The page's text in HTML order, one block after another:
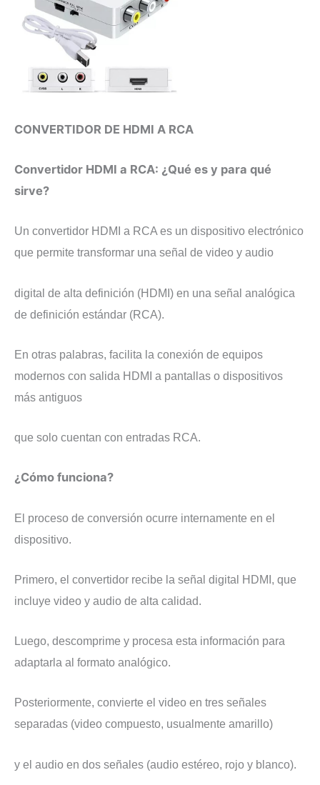
CONVERTIDOR DE HDMI A RCA
Convertidor HDMI a RCA: ¿Qué es y para qué
sirve?
Un convertidor HDMI a RCA es un dispositivo electrónico
que permite transformar una señal de video y audio
digital de alta definición (HDMI) en una señal analógica
de definición estándar (RCA).
En otras palabras, facilita la conexión de equipos
modernos con salida HDMI a pantallas o dispositivos
más antiguos
que solo cuentan con entradas RCA.
¿Cómo funciona?
El proceso de conversión ocurre internamente en el
dispositivo.
Primero, el convertidor recibe la señal digital HDMI, que
incluye video y audio de alta calidad.
Luego, descomprime y procesa esta información para
adaptarla al formato analógico.
Posteriormente, convierte el video en tres señales
separadas (video compuesto, usualmente amarillo)
y el audio en dos señales (audio estéreo, rojo y blanco).